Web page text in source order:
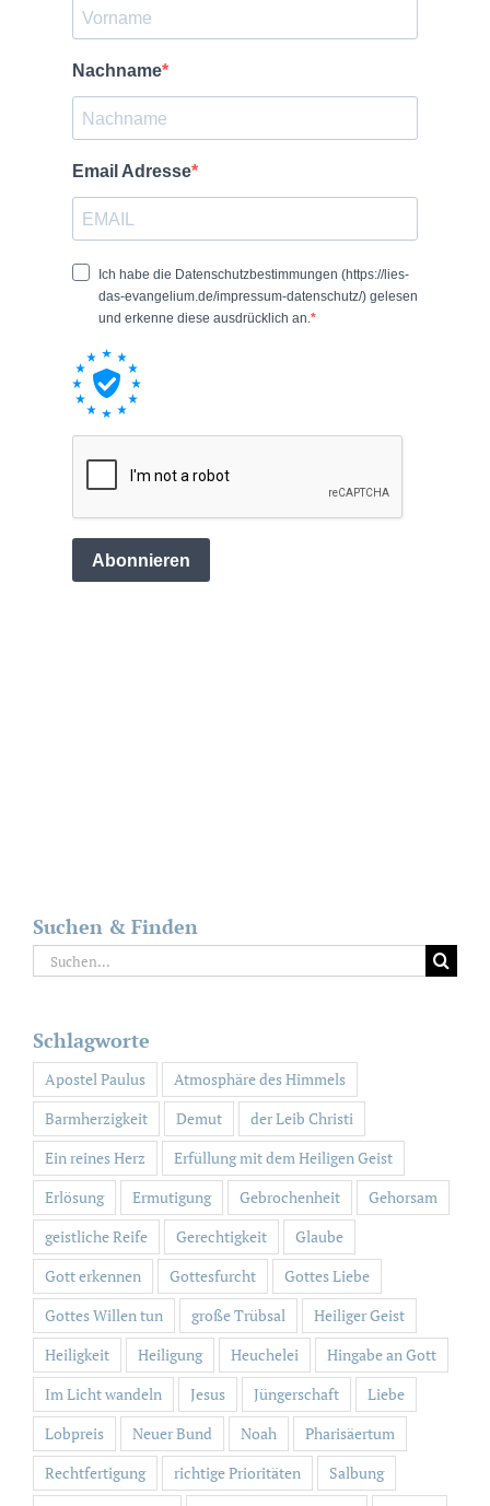
Suchen & Finden
Suche
nach:
Schlagworte
Apostel Paulus
Atmosphäre des Himmels
Barmherzigkeit
Demut
der Leib Christi
Ein reines Herz
Erfüllung mit dem Heiligen Geist
Erlösung
Ermutigung Gebrochenheit
Gehorsam
geistliche Reife
Gerechtigkeit
Glaube
Gott erkennen
Gottesfurcht
Gottes Liebe
Gottes Willen tun
große Trübsal
Heiliger Geist
Heiligkeit
Heiligung Heuchelei
Hingabe an Gott
Im Licht wandeln
Jesus Jüngerschaft
Liebe
Lobpreis
Neuer Bund Noah
Pharisäertum
Rechtfertigung
richtige Prioritäten
Salbung